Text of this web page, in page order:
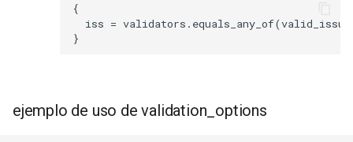
{
iss =
ejemplo de uso de validation_options